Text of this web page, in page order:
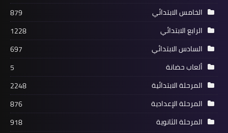
الخامس الابتدائي
879
الرابع الابتدائي
1228
السادس الابتدائي
697
ألعاب حضانة
5
المرحلة الابتدائية
2248
المرحلة الإعدادية
876
المرحلة الثانوية
918